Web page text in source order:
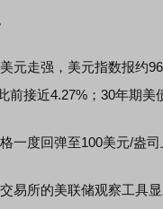
走强，美元指数报约
前接近4.27%；30年期
度回弹至100美元/盎司
所的美联储观察工具显